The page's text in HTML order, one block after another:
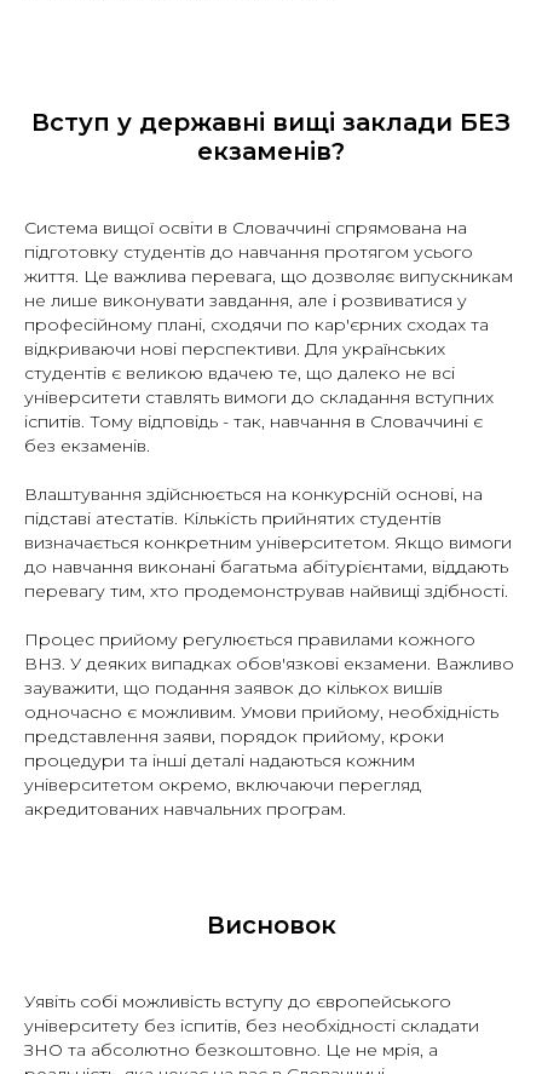
Вступ у державні вищі заклади БЕЗ
екзаменів?
Система вищої освіти в Словаччині спрямована на
підготовку студентів до навчання протягом усього
життя. Це важлива перевага, що дозволяє випускникам
не лише виконувати завдання, але і розвиватися у
професійному плані, сходячи по кар'єрних сходах та
відкриваючи нові перспективи. Для українських
студентів є великою вдачею те, що далеко не всі
університети ставлять вимоги до складання вступних
іспитів. Тому відповідь - так, навчання в Словаччині є
без екзаменів.
Влаштування здійснюється на конкурсній основі, на
підставі атестатів. Кількість прийнятих студентів
визначається конкретним університетом. Якщо вимоги
до навчання виконані багатьма абітурієнтами, віддають
перевагу тим, хто продемонстрував найвищі здібності.
Процес прийому регулюється правилами кожного
ВНЗ. У деяких випадках обов'язкові екзамени. Важливо
зауважити, що подання заявок до кількох вишів
одночасно є можливим. Умови прийому, необхідність
представлення заяви, порядок прийому, кроки
процедури та інші деталі надаються кожним
університетом окремо, включаючи перегляд
акредитованих навчальних програм.
Висновок
Уявіть собі можливість вступу до європейського
університету без іспитів, без необхідності складати
ЗНО та абсолютно безкоштовно. Це не мрія, а